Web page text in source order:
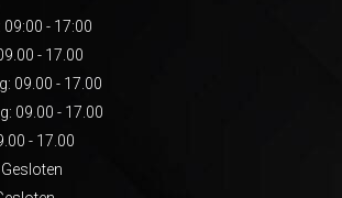
- 17:00
- 17.00
09.00 - 17.00
09.00 - 17.00
- 17.00